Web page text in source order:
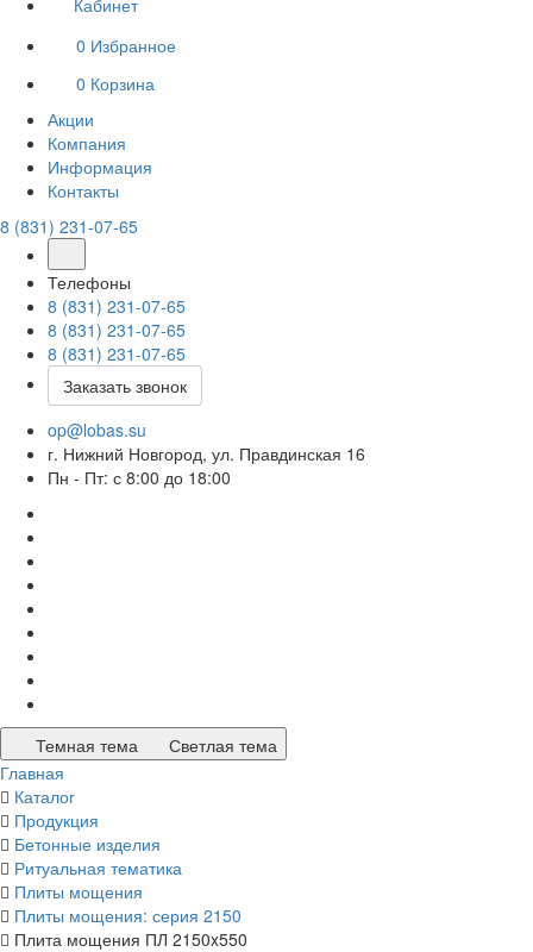
Кабинет
0 Избранное
0 Корзина
Акции
Компания
Информация
Контакты
8 (831) 231-07-65
Телефоны
8 (831) 231-07-65
8 (831) 231-07-65
8 (831) 231-07-65
Заказать звонок
op@lobas.su
г. Нижний Новгород, ул. Правдинская 16
Пн - Пт: с 8:00 до 18:00
Темная тема
Светлая тема
Главная
Каталог
Продукция
Бетонные изделия
Ритуальная тематика
Плиты мощения
Плиты мощения: серия 2150
Плита мощения ПЛ 2150x550